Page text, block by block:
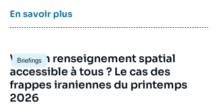
dans le paysage français des
pôle unique de recherche et d’influence sur le
débat de défense national et international.
En savoir plus
Briefings
Image
principale
Vers un renseignement spatial
accessible à tous ? Le cas des
frappes iraniennes du printemps
2026